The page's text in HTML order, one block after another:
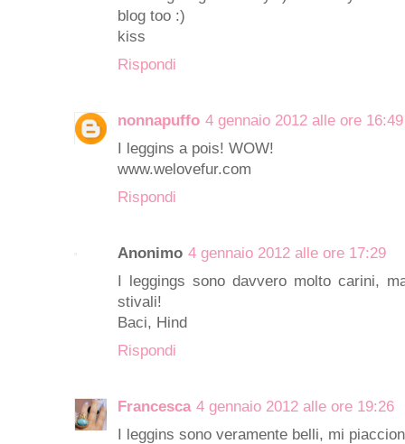
blog too :)
kiss
Rispondi
nonnapuffo 4 gennaio 2012 alle ore 16:49
I leggins a pois! WOW!
www.welovefur.com
Rispondi
Anonimo 4 gennaio 2012 alle ore 17:29
I leggings sono davvero molto carini,
stivali!
Baci, Hind
Rispondi
Francesca 4 gennaio 2012 alle ore 19:26
I leggins sono veramente belli, mi